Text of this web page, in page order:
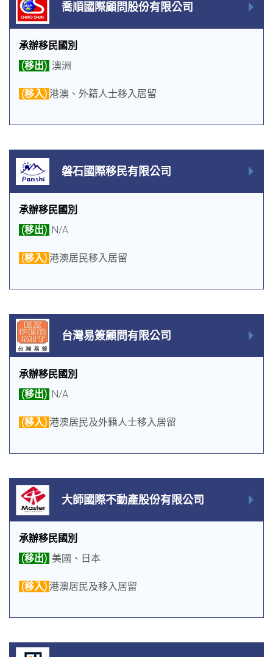
喬順國際顧問股份有限公司
承辦移民國別
(移出) 澳洲
(移入) 港澳、外籍人士移入居留
磐石國際移民有限公司
承辦移民國別
(移出) N/A
(移入) 港澳居民移入居留
台灣易簽顧問有限公司
承辦移民國別
(移出) N/A
(移入) 港澳居民及外籍人士移入居留
大師國際不動產股份有限公司
承辦移民國別
(移出) 美國、日本
(移入) 港澳居民及移入居留